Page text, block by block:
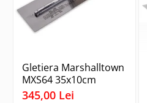
Gletiera Marshalltown
MXS64 35x10cm
345,00 Lei